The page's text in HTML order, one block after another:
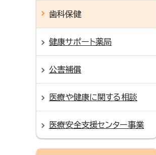
歯科保健
健康サポート薬局
公害補償
医療や健康に関する相談
医療安全支援センター事業